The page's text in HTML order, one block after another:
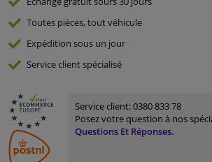
Toutes pièces, tout véhicule
Expédition sous un jour
Serviceclient spécialisé
Service client:0380 833 78
Posez votre question à nos
Questions Et Réponses.